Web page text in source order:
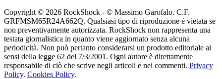
Copyright © 2026 RockShock - © Massimo Garofalo. C.F.
GRFMSM65R24A662Q. Qualsiasi tipo di riproduzione è vietata se
non preventivamente autorizzata. RockShock non rappresenta una
testata giornalistica in quanto viene aggiornato senza alcuna
periodicità. Non può pertanto considerarsi un prodotto editoriale ai
sensi della legge 62 del 7/3/2001. Ogni autore è direttamente
responsabile di ciò che scrive negli articoli e nei commenti. Privacy
Policy. Cookies Policy.